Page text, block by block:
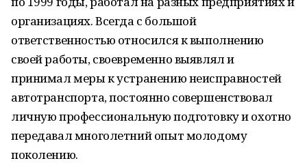
организациях. Всегда с большой
ответственностью относился к выполнению
своей работы, своевременно выявлял и
принимал меры к устранению неисправностей
автотранспорта, постоянно совершенствовал
личную профессиональную подготовку и охотно
передавал многолетний опыт молодому
поколению.